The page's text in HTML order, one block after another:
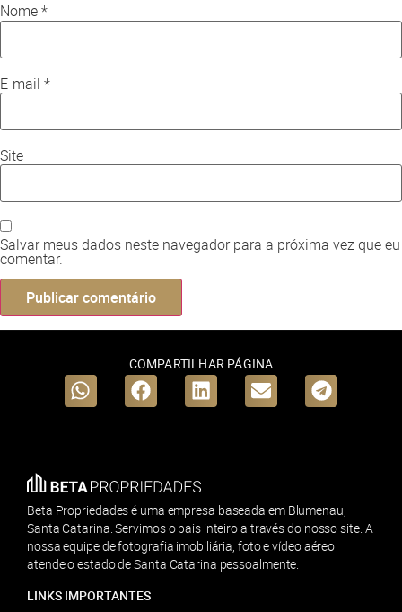
Nome*
E-mail *
Site
Salvar meus dados neste navegador para a próxima vez que eu
comentar.
COMPARTILHAR PÁGINA
Beta Propriedades é uma empresa baseada em Blumenau,
Santa Catarina. Servimos o pais inteiro a través do nosso site. A
nossa equipe de fotografia imobiliária, foto e vídeo aéreo
atende o estado de Santa Catarina pessoalmente.
LINKS IMPORTANTES